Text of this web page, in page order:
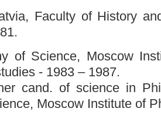
Faculty of History
of Science, Moscow
- 1983 – 1987.
cand. of science in
Moscow Institute of